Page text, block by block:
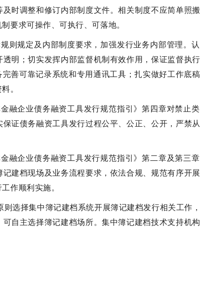
时调整和修订内部制度文件。相关制度不应简单照
要求可操作、可执行、可落地。
则规定及内部制度要求，加强发行业务内部管理。
明；切实发挥内部监督机制有效作用，保证监督执
善可靠记录系统和专用通讯工具；扎实做好工作底
。
融企业债务融资工具发行规范指引》第四章对禁止
证债务融资工具发行过程公平、公正、公开，严禁
融企业债务融资工具发行规范指引》第二章及第三章
建档现场及业务流程要求，依法合规、规范有序开
作顺利实施。
选择集中簿记建档系统开展簿记建档发行相关工作
自主选择簿记建档场所。集中簿记建档技术支持机